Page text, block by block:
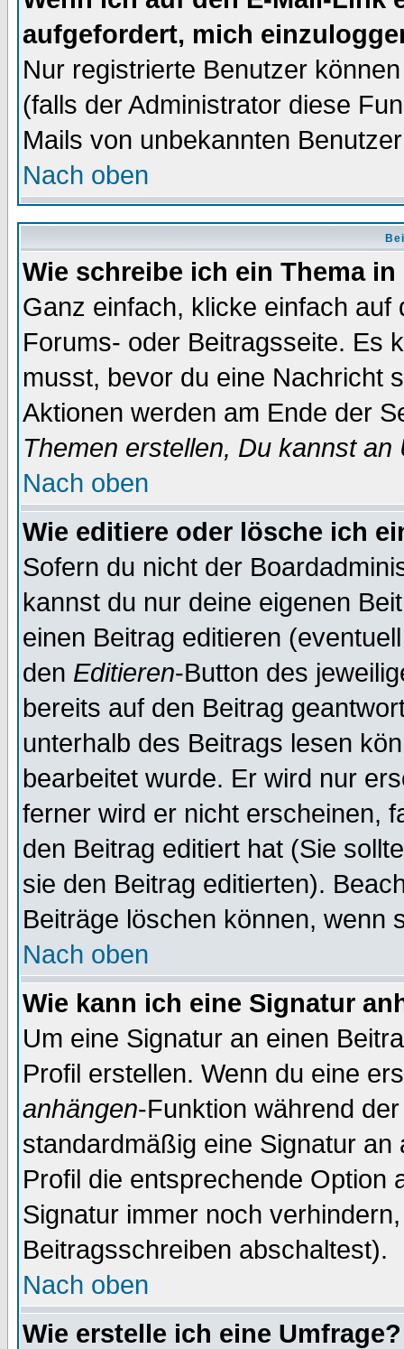
aufgefordert, mich
Nur registrierte Benutzer
(falls der Administrator diese
Mails von unbekannten
Nach oben
Wie schreibe ich ein Thema
Ganz einfach, klicke einfach
Forums- oder Beitragsseite. Es
musst, bevor du eine Nachricht
Aktionen werden am Ende der
Themen erstellen, Du kannst
Nach oben
Wie editiere oder lösche ich
Sofern du nicht der
kannst du nur deine eigenen
einen Beitrag editieren
den Editieren-Button des
bereits auf den Beitrag
unterhalb des Beitrags lesen
bearbeitet wurde. Er wird nur
ferner wird er nicht erscheinen,
den Beitrag editiert hat (Sie
sie den Beitrag editierten).
Beiträge löschen können, wenn
Nach oben
Wie kann ich eine Signatur
Um eine Signatur an einen
Profil erstellen. Wenn du eine
anhängen-Funktion während
standardmäßig eine Signatur
Profil die entsprechende Option
Signatur immer noch
Beitragsschreiben abschaltest).
Nach oben
Wie erstelle ich eine Umfrage?